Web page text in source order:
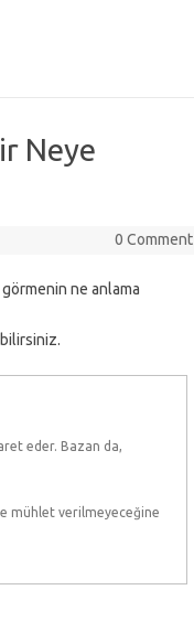
Neye
0 Comment
ne anlama
eder. Bazan da,
mühlet verilmeyeceğine